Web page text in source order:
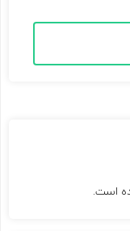
است.